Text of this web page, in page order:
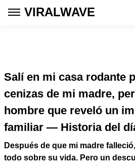
VIRALWAVE
Salí en mi casa rodante
cenizas de mi madre,
hombre que reveló un
familiar — Historia del
Después de que mi madre
todo sobre su vida. Pero un